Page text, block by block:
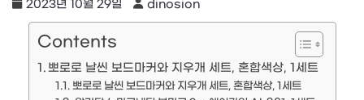
2023년 10월 29일 dinosion
Contents
뽀로로 날씬 보드마커와 지우개 세트, 혼합색상, 1세트
뽀로로 날씬 보드마커와 지우개 세트, 혼합색상, 1세트